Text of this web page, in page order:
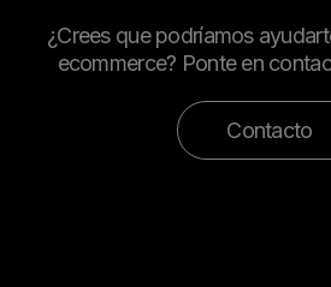
¿Crees que podríamos
ecommerce? Ponte en
Contacto